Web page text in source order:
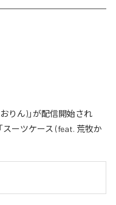
りん)」が配信開始され
ーツケース (feat. 荒牧か